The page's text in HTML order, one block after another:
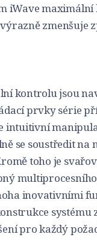
iWave
zmenšuje
kontrolu jsou
prvky série
intuitivní
se soustředit na
toho je
inovativními
systému
pro každý